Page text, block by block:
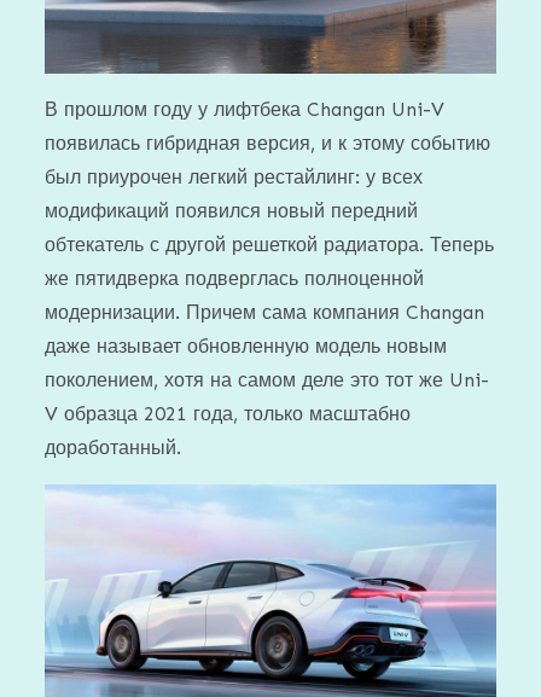
В прошлом году у лифтбека Changan Uni-V
появилась гибридная версия, и к этому событию
был приурочен легкий рестайлинг: у всех
модификаций появился новый передний
обтекатель с другой решеткой радиатора. Теперь
же пятидверка подверглась полноценной
модернизации. Причем сама компания Changan
даже называет обновленную модель новым
поколением, хотя на самом деле это тот же Uni-
V образца 2021 года, только масштабно
доработанный.